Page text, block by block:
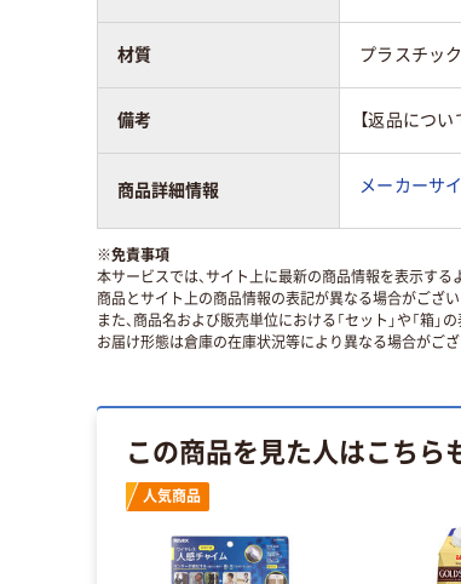
材質 プラスチック
備考 【返品につ
商品詳細情報 メーカーサ
※免責事項
本サービスでは、サイト上に最新の商品情報を表示する
商品とサイト上の商品情報の表記が異なる場合がござ
また、商品名および販売単位における「セット」や「箱
お届け形態は倉庫の在庫状況等により異なる場合がご
この商品を見た人はこちら
人気商品